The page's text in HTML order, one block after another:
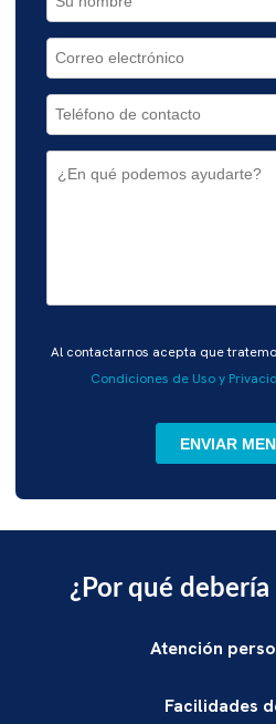
favor,
Al contactarnos acepta que
Condiciones de Uso y
¿Por qué
Atención
Facilidades